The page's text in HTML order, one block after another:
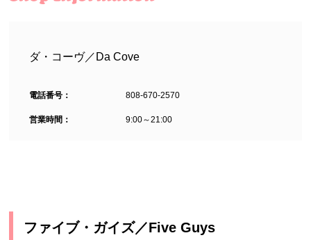
ダ・コーヴ／Da Cove
電話番号： 808-670-2570
営業時間： 9:00～21:00
ファイブ・ガイズ／Five Guys